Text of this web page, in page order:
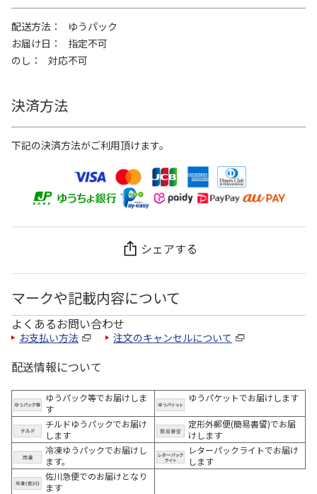
配送方法
ゆうパック
お届け日
指定不可
のし
対応不可
決済方法
下記の決済方法がご利用頂けます。
シェアする
マークや記載内容について
よくあるお問い合わせ
お支払い方法 注文のキャンセルについて
配送情報について
ゆうパック等でお届けしま
す
ゆうパケットでお届けします
チルドゆうパックでお届け
します
定形外郵便(簡易書留)でお届
けします
冷凍ゆうパックでお届けし
ます。
レターパックライトでお届け
します
佐川急便でのお届けとなり
ます